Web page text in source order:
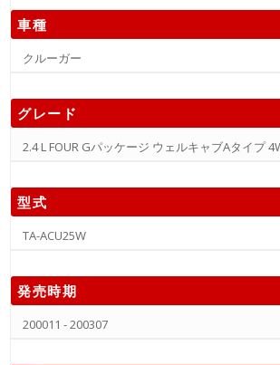
車種
クルーガー
グレード
2.4 L FOUR Gパッケージ ウェルキャブAタイプ
型式
TA-ACU25W
発売時期
200011 - 200307